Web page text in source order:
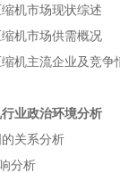
机市场现状综述
机市场供需概况
机主流企业及竞争
行业政治环境分析
关系分析
分析